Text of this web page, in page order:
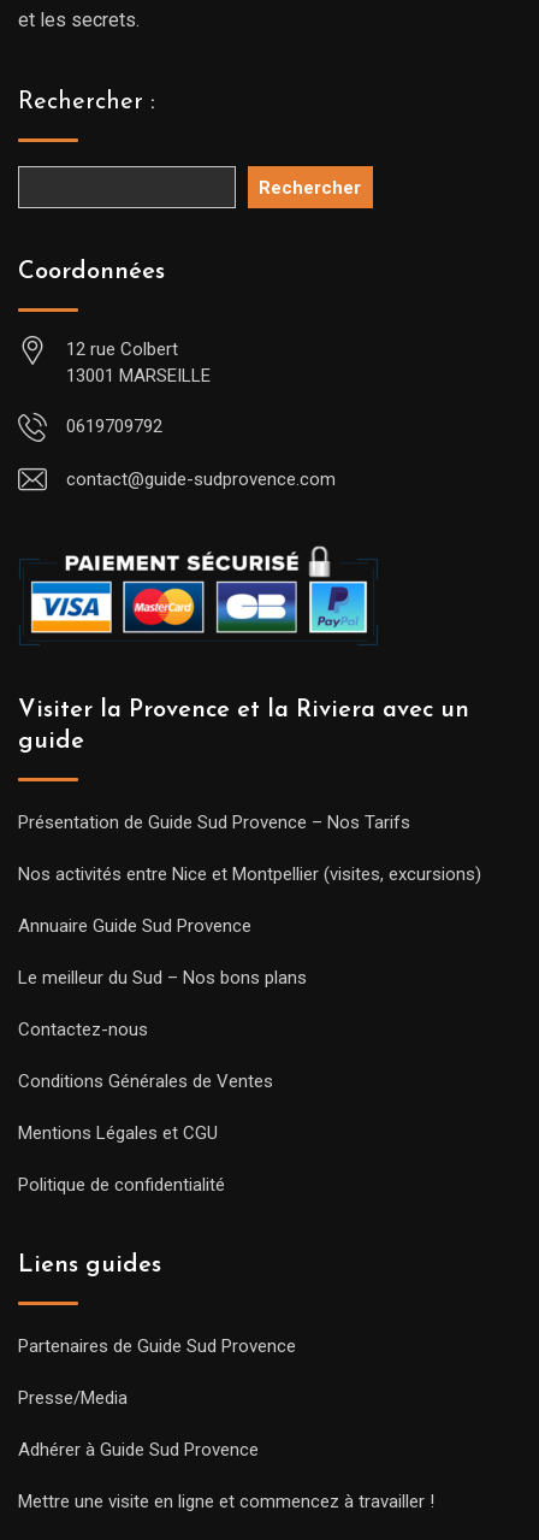
et les secrets.
Rechercher :
Rechercher
Coordonnées
12 rue Colbert
13001 MARSEILLE
0619709792
contact@guide-sudprovence.com
Visiter la Provence et la Riviera avec un
guide
Présentation de Guide Sud Provence – Nos Tarifs
Nos activités entre Nice et Montpellier (visites, excursions)
Annuaire Guide Sud Provence
Le meilleur du Sud – Nos bons plans
Contactez-nous
Conditions Générales de Ventes
Mentions Légales et CGU
Politique de confidentialité
Liens guides
Partenaires de Guide Sud Provence
Presse/Media
Adhérer à Guide Sud Provence
Mettre une visite en ligne et commencez à travailler !